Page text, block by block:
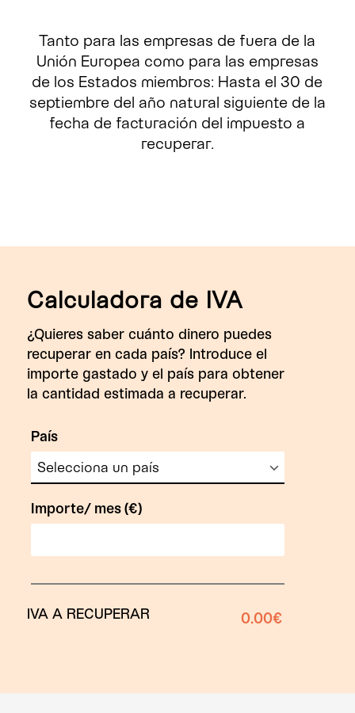
Tanto para las empresas de fuera de la
Unión Europea como para las empresas
de los Estados miembros: Hasta el 30 de
septiembre del año natural siguiente de la
fecha de facturación del impuesto a
recuperar.
Calculadora de IVA
¿Quieres saber cuánto dinero puedes
recuperar en cada país? Introduce el
importe gastado y el país para obtener
la cantidad estimada a recuperar.
País
Importe/ mes (€)
IVA A RECUPERAR